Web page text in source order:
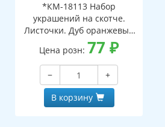
*КМ-18113 Набор
украшений на скотче.
Листочки. Дуб оранжевый
(10 шт. в наборе,
двухсторонняя, ВД-лак)
Цена розн: 77₽
−
+
В корзину